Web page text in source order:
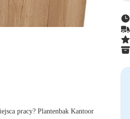
pracy? Plantenbak Kantoor